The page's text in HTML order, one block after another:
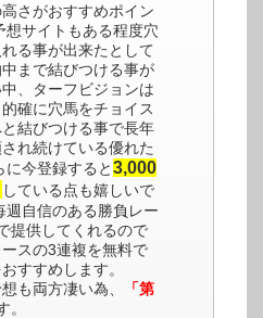
さがおすすめポイン
想サイトもある程度穴
る事が出来たとして
まで結びつける事が
、ターフビジョンは
確に穴馬をチョイス
結びつける事で長年
れ続けている優れた
今登録すると3,000
している点も嬉しいで
週自信のある勝負レー
提供してくれるので
スの3連複を無料で
すすめします。
も両方凄い為、
「第
。